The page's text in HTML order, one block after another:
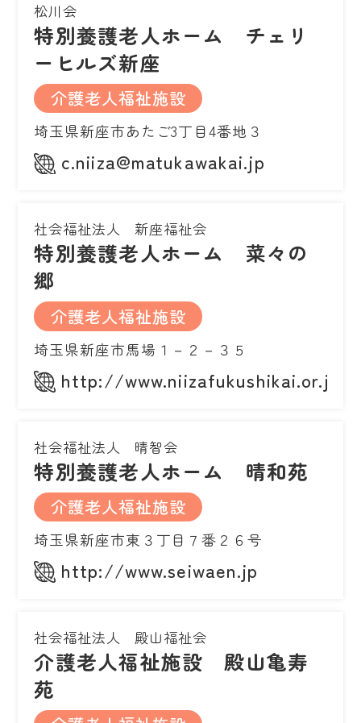
松川会
特別養護老人ホーム チェリ
ーヒルズ新座
介護老人福祉施設
埼玉県新座市あたご3丁目4番地３
c.niiza@matukawakai.jp
社会福祉法人 新座福祉会
特別養護老人ホーム 菜々の
郷
介護老人福祉施設
埼玉県新座市馬場１－２－３５
http://www.niizafukushikai.or.jp
社会福祉法人 晴智会
特別養護老人ホーム 晴和苑
介護老人福祉施設
埼玉県新座市東３丁目７番２６号
http://www.seiwaen.jp
社会福祉法人 殿山福祉会
介護老人福祉施設 殿山亀寿
苑